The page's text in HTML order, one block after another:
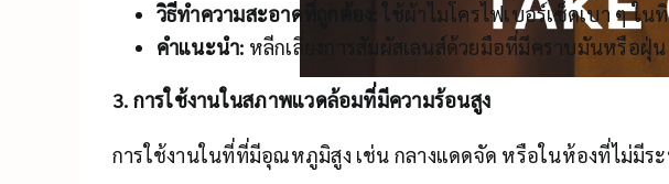
วิธีทำความสะอาดที่ถูกต้อง:
ใช้ผ้าไมโครไฟเบอร์เช็ดเบา ๆ ใน
คำแนะนำ: หลีกเลี่ยงการสัมผัสเลนส์ด้วยมือที่มีคราบมันหรือฝุ่
3. การใช้งานในสภาพแวดล้อมที่มีความร้อนสูง
การใช้งานในที่ที่มีอุณหภูมิสูง เช่น กลางแดดจัด หรือในห้องที่ไม่มีร